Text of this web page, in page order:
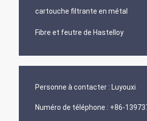
cartouche filtrante en métal
Fibre et feutre de Hastelloy
Personne à contacter : Luyouxi
Numéro de téléphone : +86-